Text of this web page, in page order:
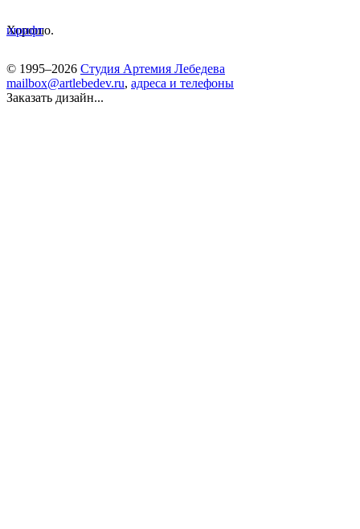
Хорошо.
шрифт
© 1995–2026 Студия Артемия Лебедева
mailbox@artlebedev.ru, адреса и телефоны
Заказать дизайн...